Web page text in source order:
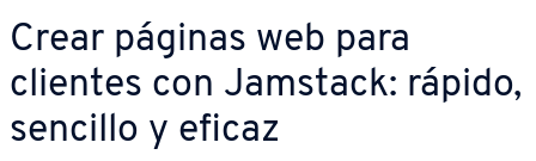
Crear páginas web para
clientes con Jamstack: rápido,
sencillo y eficaz